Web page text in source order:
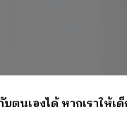
บตนเองได้ หากเราให้เ